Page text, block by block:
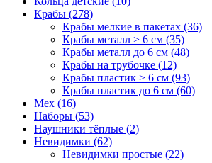
Крабы (278)
Крабы мелкие в пакетах (36)
Крабы металл > 6 см (35)
Крабы металл до 6 см (48)
Крабы на трубочке (12)
Крабы пластик > 6 см (93)
Крабы пластик до 6 см (60)
Мех (16)
Наборы (53)
Наушники тёплые (2)
Невидимки (62)
Невидимки простые (22)